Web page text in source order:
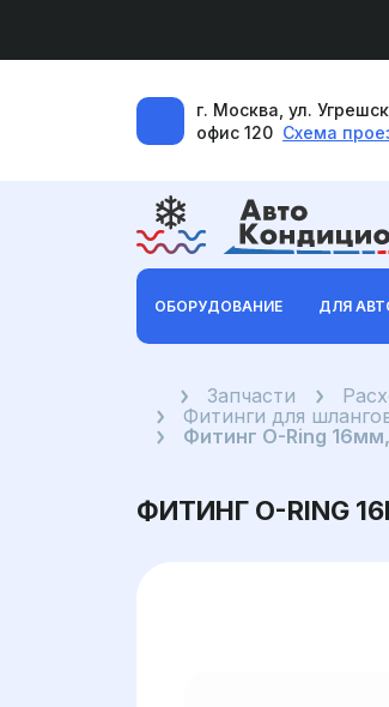
г. Москва, ул.
офис 120 Схема
ОБОРУДОВАНИЕ ДЛЯ
ГлавнаяЗапчасти
Фитинги для
Фитинг O-Ring
ФИТИНГ O-RING